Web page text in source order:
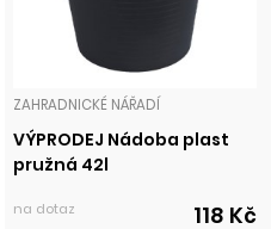
ZAHRADNICKÉ NÁŘADÍ
VÝPRODEJ Nádoba plast
pružná 42l
na dotaz 118 Kč